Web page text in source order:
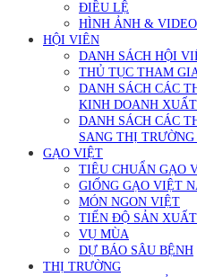
ĐIỀU LỆ
HÌNH ẢNH & VIDEO
HỘI VIÊN
DANH SÁCH HỘI
THỦ TỤC THAM
DANH SÁCH CÁC
KINH DOANH
DANH SÁCH CÁC
SANG THỊ TRƯỜNG
GẠO VIỆT
TIÊU CHUẨN GẠO
GIỐNG GẠO VIỆT
MÓN NGON VIỆT
TIẾN ĐỘ SẢN XUẤT
VỤ MÙA
DỰ BÁO SÂU BỆNH
THỊ TRƯỜNG